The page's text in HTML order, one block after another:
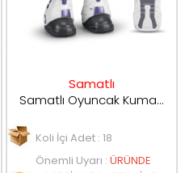
Samatlı
Samatlı Oyuncak Kumandalı Sesli Müzikli Robot 606-3
Koli İçi Adet : 18
Önemli Uyarı : ÜRÜNDE